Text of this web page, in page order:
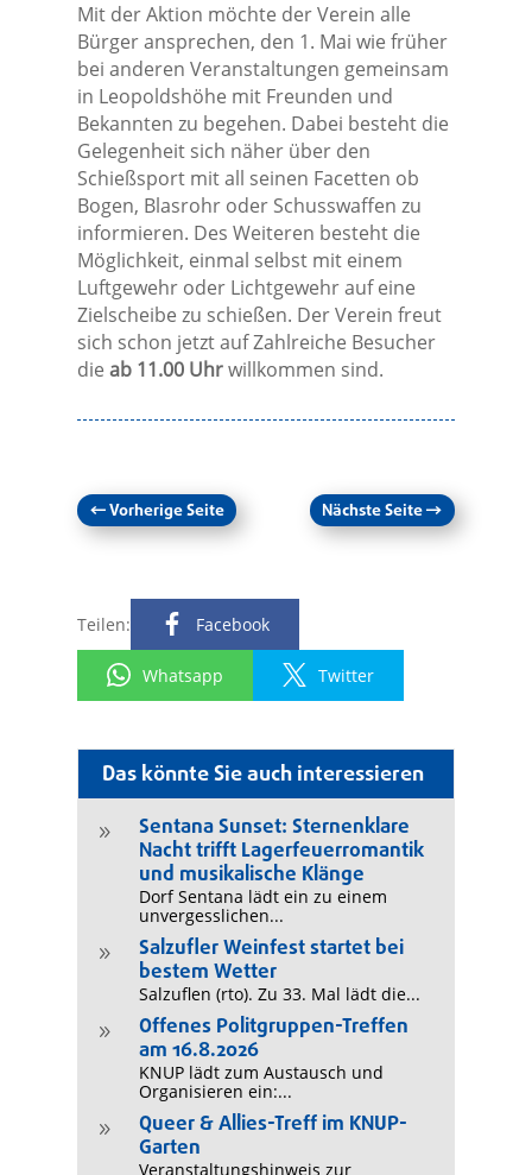
Das könnte Sie auch interessieren
9
Sentana Sunset: Sternenklare
Nacht trifft Lagerfeuerromantik
und musikalische Klänge
Dorf Sentana lädt ein zu einem
unvergesslichen...
9
Salzufler Weinfest startet bei
bestem Wetter
Salzuflen (rto). Zu 33. Mal lädt die...
9
Offenes Politgruppen-Treffen
am 16.8.2026
KNUP lädt zum Austausch und
Organisieren ein:...
9
Queer & Allies-Treff im KNUP-
Garten
Veranstaltungshinweis zur
Mit der Aktion möchte der Verein alle
Bürger ansprechen, den 1. Mai wie früher
bei anderen Veranstaltungen gemeinsam
in Leopoldshöhe mit Freunden und
Bekannten zu begehen. Dabei besteht die
Gelegenheit sich näher über den
Schießsport mit all seinen Facetten ob
Bogen, Blasrohr oder Schusswaffen zu
informieren. Des Weiteren besteht die
Möglichkeit, einmal selbst mit einem
Luftgewehr oder Lichtgewehr auf eine
Zielscheibe zu schießen. Der Verein freut
sich schon jetzt auf Zahlreiche Besucher
die ab 11.00 Uhrwillkommen sind.
←Vorherige Seite Nächste Seite→
Teilen: Facebook
Whatsapp Twitter